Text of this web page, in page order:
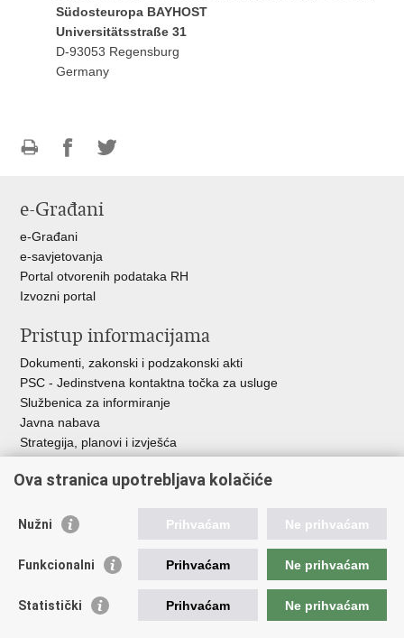
Südosteuropa BAYHOST
Universitätsstraße 31
D-93053 Regensburg
Germany
FacebookuTwitteru
e-Građani
e-Građani
e-savjetovanja
Portal otvorenih podataka RH
Izvozni portal
Pristup informacijama
Dokumenti, zakonski i podzakonski akti
PSC - Jedinstvena kontaktna točka za usluge
Službenica za informiranje
Javna nabava
Strategija, planovi i izvješća
Korisne poveznice
Vlada RH
ASOO
Ova stranica upotrebljava kolačiće
Nužni Prihvaćam Ne prihvaćam
Funkcionalni Prihvaćam Ne prihvaćam
Statistički Prihvaćam Ne prihvaćam